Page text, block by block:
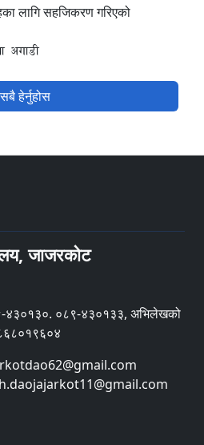
लागि सहजिकरण गरिएको
अगाडी
सबै हेर्नुहोस
जाजरकोट
४३०१३०. ०८९-४३०१३३, अभिलेखको